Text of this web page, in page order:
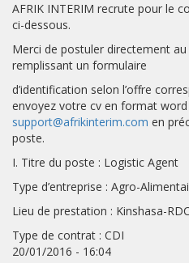
AFRIK INTERIM recrute pour le
ci-dessous.
Merci de postuler directement au
remplissant un formulaire
d’identification selon l’offre
envoyez votre cv en format word
support@afrikinterim.com en
poste.
I. Titre du poste : Logistic Agent
Type d’entreprise : Agro-
Lieu de prestation : Kinshasa-RDC
Type de contrat : CDI
20/01/2016 - 16:04